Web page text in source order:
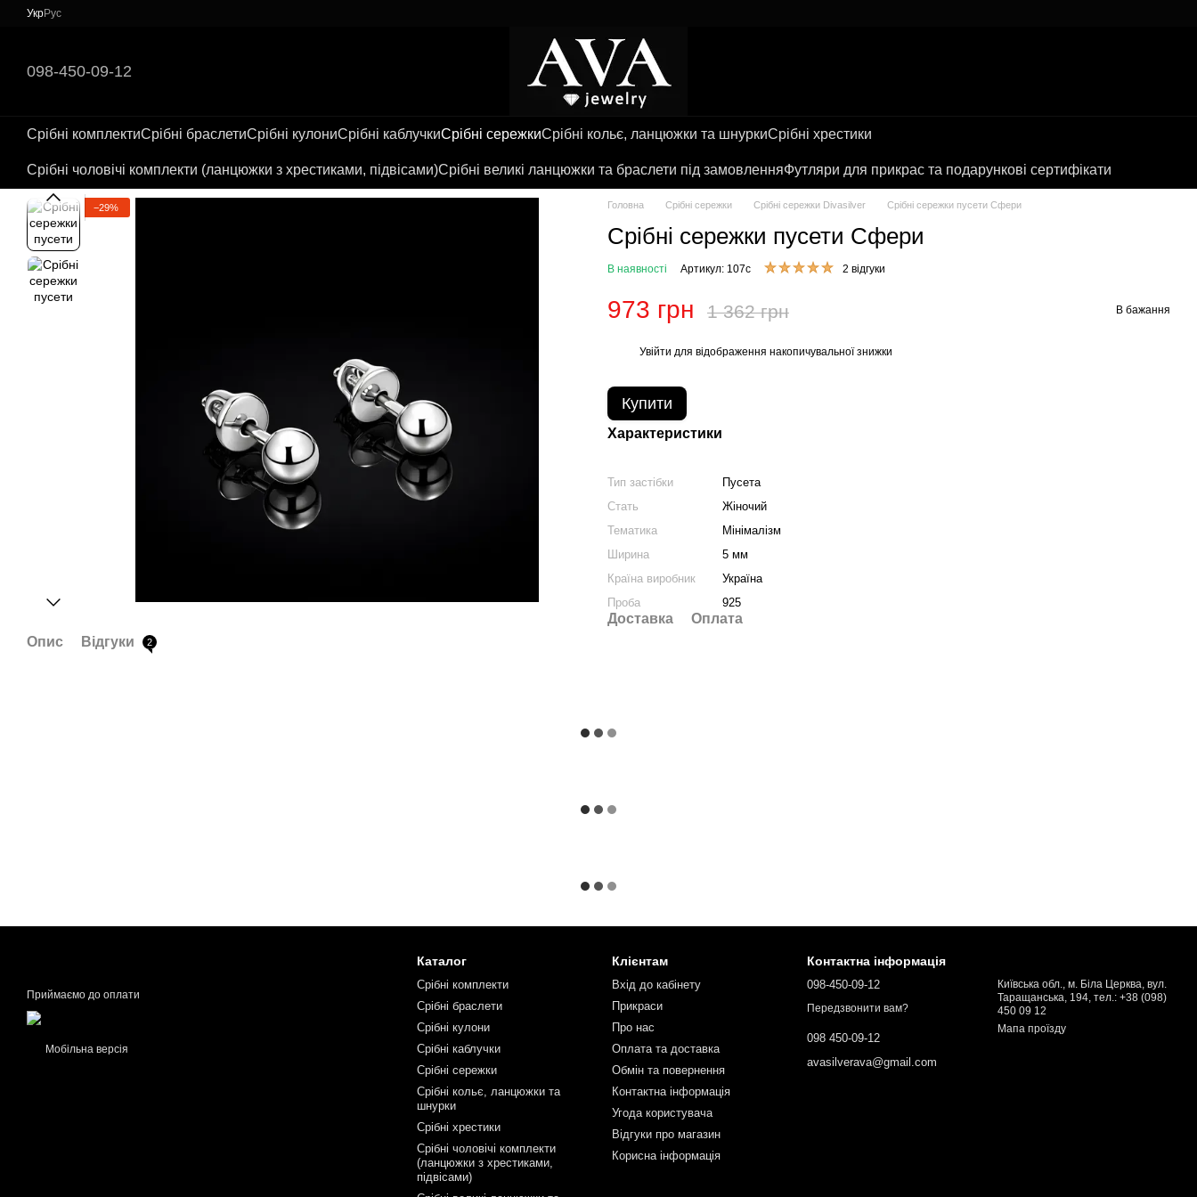
Перейти до основного контенту
УкрРус
098-450-09-12
Срібні комплектиСрібні браслетиСрібні кулониСрібні каблучкиСрібні сережкиСрібні кольє, ланцюжки та шнуркиСрібні хрестики
Срібні чоловічі комплекти (ланцюжки з хрестиками, підвісами)Срібні великі ланцюжки та браслети під замовленняФутляри для прикрас та подарункові сертифікати
−29%
Опис Відгуки 2
Головна Срібні сережки Срібні сережки Divasilver Срібні сережки пусети Сфери
Срібні сережки пусети Сфери
В наявності Артикул: 107с 2 відгуки
973 грн 1 362 грн В бажання
Увійти для відображення накопичувальної знижки
Купити
Характеристики
Тип застібки
Пусета
Стать
Жіночий
Тематика
Мінімалізм
Ширина
5 мм
Країна виробник
Україна
Проба
925
Доставка Оплата
Приймаємо до оплати
Мобільна версія
Каталог
Срібні комплекти
Срібні браслети
Срібні кулони
Срібні каблучки
Срібні сережки
Срібні кольє, ланцюжки та
шнурки
Срібні хрестики
Срібні чоловічі комплекти
(ланцюжки з хрестиками,
підвісами)
Клієнтам
Вхід до кабінету
Прикраси
Про нас
Оплата та доставка
Обмін та повернення
Контактна інформація
Угода користувача
Відгуки про магазин
Корисна інформація
Контактна інформація
098-450-09-12
Передзвонити вам?
098 450-09-12
avasilverava@gmail.com
Київська обл., м. Біла Церква, вул.
Таращанська, 194, тел.: +38 (098)
450 09 12
Мапа проїзду